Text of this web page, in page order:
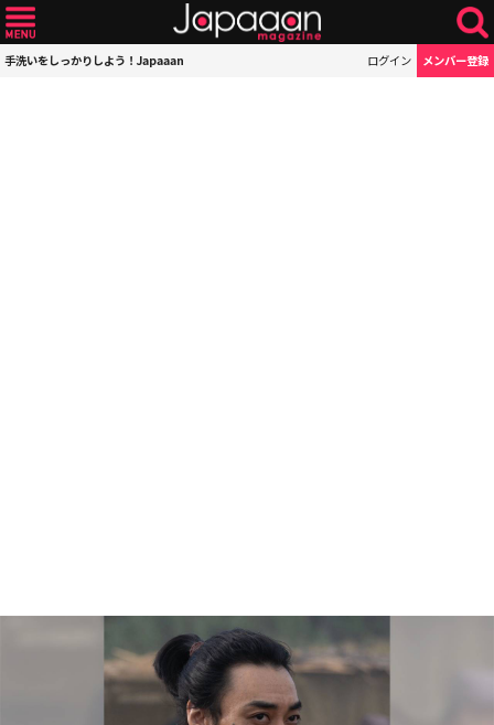
手洗いをしっかりしよう！Japaaan ログイン メンバー登録